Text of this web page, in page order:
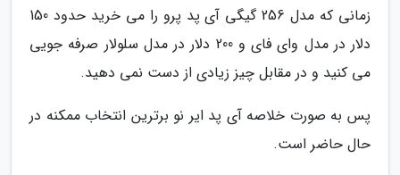
زمانی که مدل 256 گیگی آی پد پرو را می خرید حدود 150
دلار در مدل وای فای و 200 دلار در مدل سلولار صرفه جویی
می کنید و در مقابل چیز زیادی از دست نمی دهید.
پس به صورت خلاصه آی پد ایر نو برترین انتخاب ممکنه در
حال حاضر است.